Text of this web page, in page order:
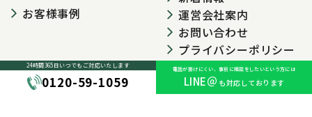
24時間365日いつでも ご対応いたします
0120-59-1059
電話が掛けにくい、事前に相談をしたいという方には
LINE＠ も対応しております
お客様事例
運営会社案内
お問い合わせ
プライバシーポリシー
© 2024 大阪葬儀センター